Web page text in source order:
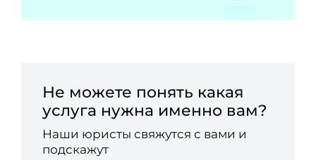
Не можете понять какая
услуга нужна именно вам?
Наши юристы свяжутся с вами и
подскажут